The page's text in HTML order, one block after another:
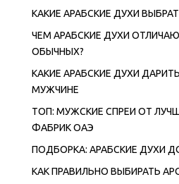
КАКИЕ АРАБСКИЕ ДУХИ
ЧЕМ АРАБСКИЕ ДУХИ
ОБЫЧНЫХ?
КАКИЕ АРАБСКИЕ ДУХИ ДАРИТЬ
МУЖЧИНЕ
ТОП: МУЖСКИЕ СПРЕИ ОТ
ФАБРИК ОАЭ
ПОДБОРКА: АРАБСКИЕ ДУХИ
КАК ПРАВИЛЬНО ВЫБИРАТЬ